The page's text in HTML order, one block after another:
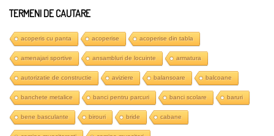
TERMENI DE CAUTARE
acoperis cu panta acoperise acoperise din tabla
amenajari sportive ansambluri de locuinte armatura
autorizatie de constructie aviziere balansoare balcoane
banchete metalice banci pentru parcuri banci scolare baruri
bene basculante birouri bride cabane